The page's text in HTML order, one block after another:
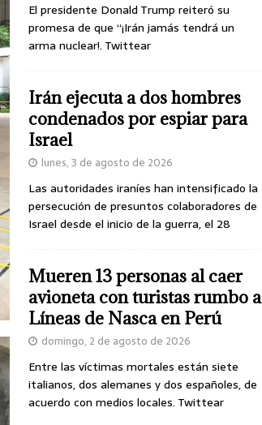
El presidente Donald Trump reiteró su
promesa de que “¡Irán jamás tendrá un
arma nuclear!. Twittear
Irán ejecuta a dos hombres
condenados por espiar para
Israel
lunes, 3 de agosto de 2026
Las autoridades iraníes han intensificado la
persecución de presuntos colaboradores de
Israel desde el inicio de la guerra, el 28
Mueren 13 personas al caer
avioneta con turistas rumbo a
Líneas de Nasca en Perú
domingo, 2 de agosto de 2026
Entre las víctimas mortales están siete
italianos, dos alemanes y dos españoles, de
acuerdo con medios locales. Twittear